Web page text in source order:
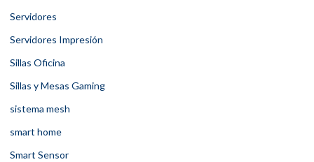
Servidores
Servidores Impresión
Sillas Oficina
Sillas y Mesas Gaming
sistema mesh
smart home
Smart Sensor